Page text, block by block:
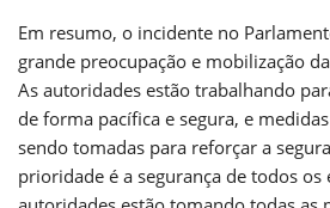
Em resumo, o incidente no
grande preocupação e mobilização
As autoridades estão trabalhando
de forma pacífica e segura, e
sendo tomadas para reforçar a
prioridade é a segurança de todos os